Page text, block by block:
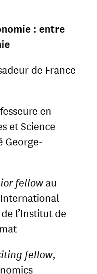
: entre
de France
en
et Science
George-
fellowau
l’Institut de
fellow,